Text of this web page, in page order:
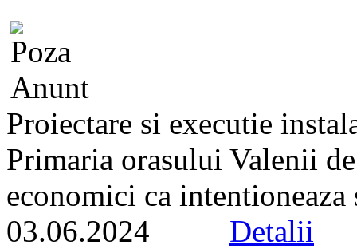
Proiectare si executie
Primaria orasului Valenii
economici ca
03.06.2024 Detalii